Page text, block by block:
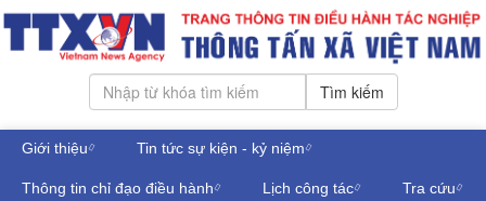
Tìm kiếm
Giới thiệu Tin tức sự kiện - kỷ niệm
Thông tin chỉ đạo điều hành Lịch công tác Tra cứu
Thứ sáu, ngày 07/08/2026 Đăng nhập